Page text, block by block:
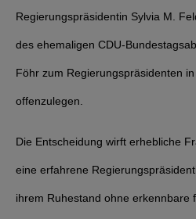
Regierungspräsidentin Sylvia M.
des ehemaligen CDU-
Föhr zum Regierungspräsidenten
offenzulegen.
Die Entscheidung wirft erhebliche
eine erfahrene
ihrem Ruhestand ohne erkennbare